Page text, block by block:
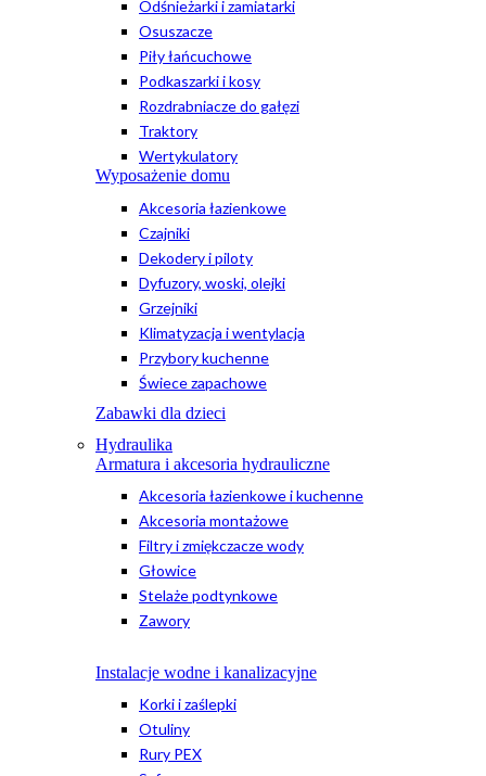
Odśnieżarki i zamiatarki
Osuszacze
Piły łańcuchowe
Podkaszarki i kosy
Rozdrabniacze do gałęzi
Traktory
Wertykulatory
Wyposażenie domu
Akcesoria łazienkowe
Czajniki
Dekodery i piloty
Dyfuzory, woski, olejki
Grzejniki
Klimatyzacja i wentylacja
Przybory kuchenne
Świece zapachowe
Zabawki dla dzieci
Hydraulika
Armatura i akcesoria hydrauliczne
Akcesoria łazienkowe i kuchenne
Akcesoria montażowe
Filtry i zmiękczacze wody
Głowice
Stelaże podtynkowe
Zawory
Instalacje wodne i kanalizacyjne
Korki i zaślepki
Otuliny
Rury PEX